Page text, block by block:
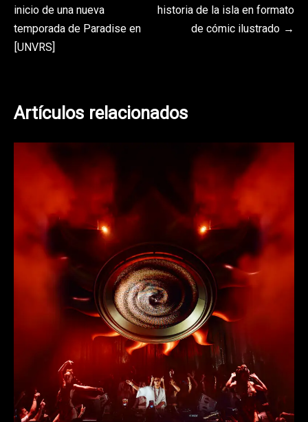
de
entradas
inicio de una nueva
temporada de Paradise en
[UNVRS]
historia de la isla en formato
de cómic ilustrado
Artículos relacionados